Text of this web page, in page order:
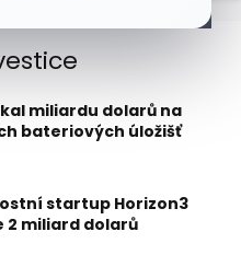
miliardu dolarů na
bateriových úložišť
startup Horizon3
2 miliard dolarů